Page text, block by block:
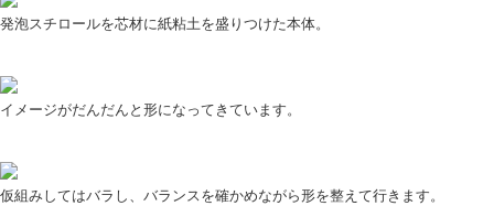
発泡スチロールを芯材に紙粘土を盛りつけた本体。
イメージがだんだんと形になってきています。
仮組みしてはバラし、バランスを確かめながら形を整えて行きます。